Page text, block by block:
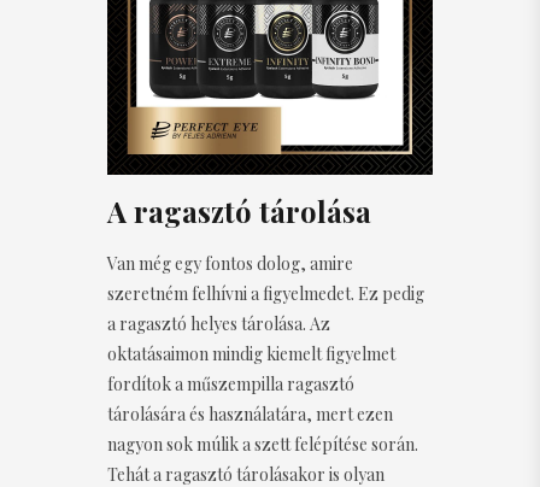
A ragasztó tárolása
Van még egy fontos dolog, amire
szeretném felhívni a figyelmedet. Ez pedig
a ragasztó helyes tárolása. Az
oktatásaimon mindig kiemelt figyelmet
fordítok a műszempilla ragasztó
tárolására és használatára, mert ezen
nagyon sok múlik a szett felépítése során.
Tehát a ragasztó tárolásakor is olyan